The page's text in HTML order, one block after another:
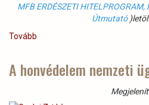
MFB ERDÉSZETI HITELPROGRAM,
Útmutató
Tovább
indít
A honvédelem nemzeti